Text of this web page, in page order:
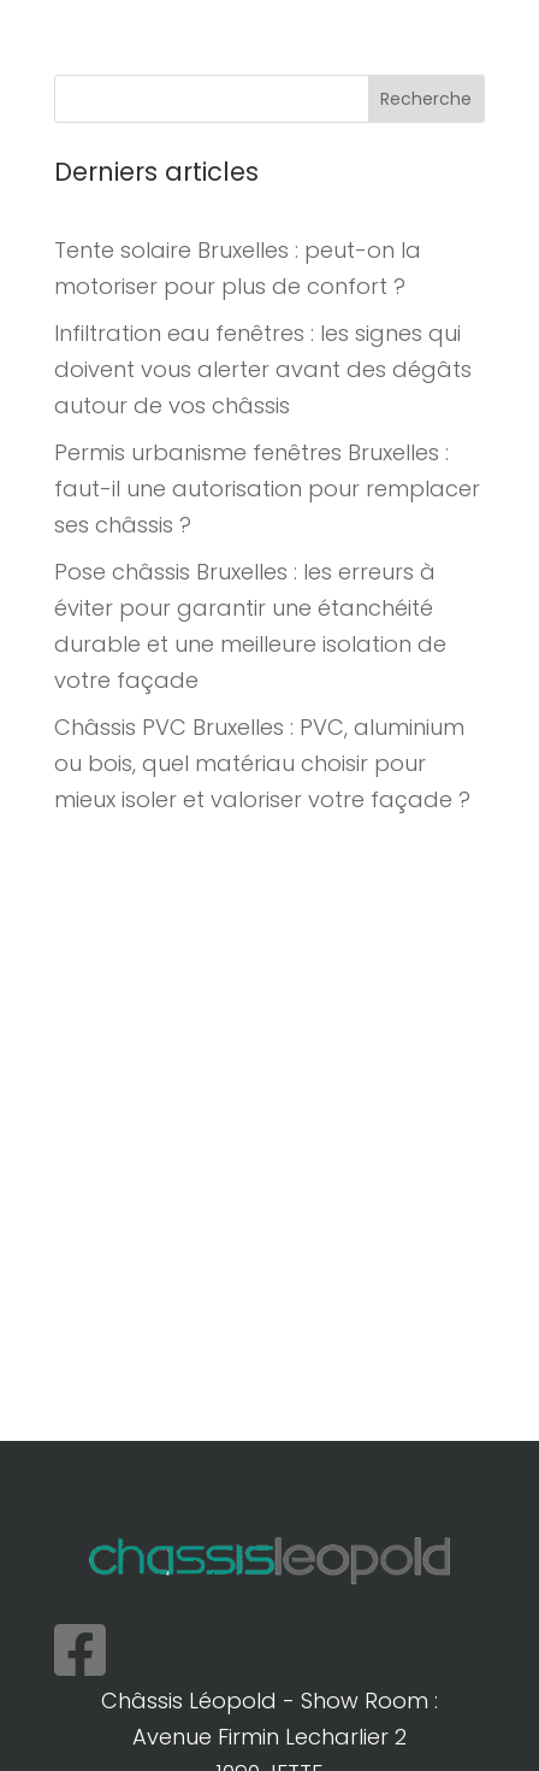
Recherche
Derniers articles
Tente solaire Bruxelles : peut-on la
motoriser pour plus de confort ?
Infiltration eau fenêtres : les signes qui
doivent vous alerter avant des dégâts
autour de vos châssis
Permis urbanisme fenêtres Bruxelles :
faut-il une autorisation pour remplacer
ses châssis ?
Pose châssis Bruxelles : les erreurs à
éviter pour garantir une étanchéité
durable et une meilleure isolation de
votre façade
Châssis PVC Bruxelles : PVC, aluminium
ou bois, quel matériau choisir pour
mieux isoler et valoriser votre façade ?

Châssis Léopold - Show Room :
Avenue Firmin Lecharlier 2